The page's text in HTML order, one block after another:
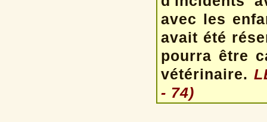
avec les
avait été
pourra être
vétérinaire.
- 74)